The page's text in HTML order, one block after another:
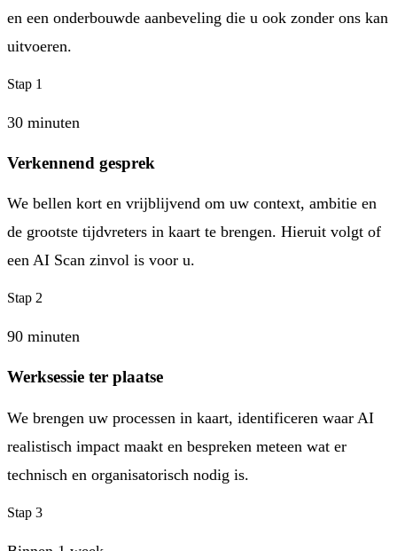
en een onderbouwde aanbeveling die u ook zonder ons kan
uitvoeren.
Stap 1
30 minuten
Verkennend gesprek
We bellen kort en vrijblijvend om uw context, ambitie en
de grootste tijdvreters in kaart te brengen. Hieruit volgt of
een AI Scan zinvol is voor u.
Stap 2
90 minuten
Werksessie ter plaatse
We brengen uw processen in kaart, identificeren waar AI
realistisch impact maakt en bespreken meteen wat er
technisch en organisatorisch nodig is.
Stap 3